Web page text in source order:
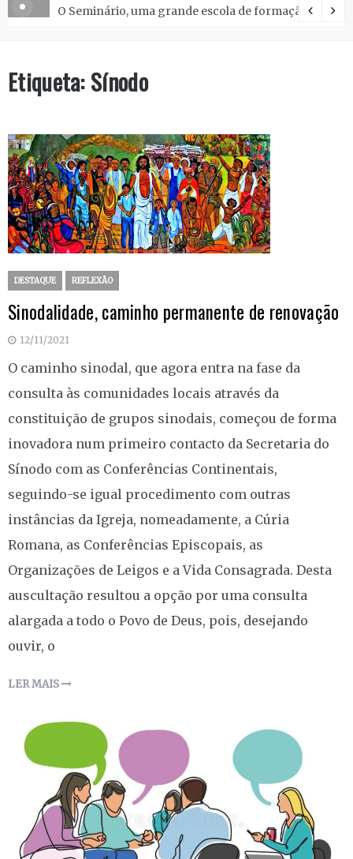
O Seminário, uma grande escola de formação.
Etiqueta:Sínodo
DESTAQUE REFLEXÃO
Sinodalidade, caminho permanente de renovação
12/11/2021
O caminho sinodal, que agora entra na fase da
consulta às comunidades locais através da
constituição de grupos sinodais, começou de forma
inovadora num primeiro contacto da Secretaria do
Sínodo com as Conferências Continentais,
seguindo-se igual procedimento com outras
instâncias da Igreja, nomeadamente, a Cúria
Romana, as Conferências Episcopais, as
Organizações de Leigos e a Vida Consagrada. Desta
auscultação resultou a opção por uma consulta
alargada a todo o Povo de Deus, pois, desejando
ouvir, o
LER MAIS